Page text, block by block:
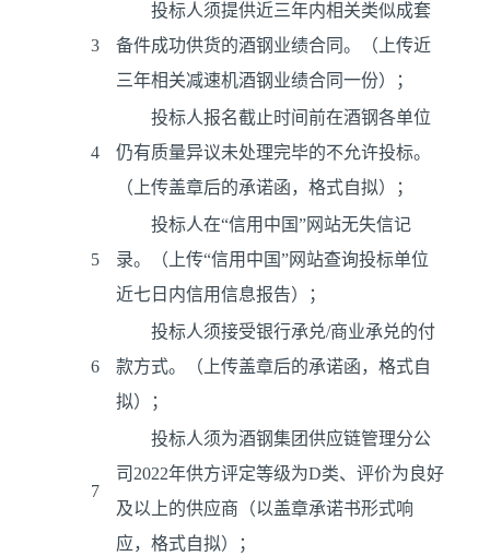
3
投标人须提供近三年内相关类似成套
备件成功供货的酒钢业绩合同。（上传近
三年相关减速机酒钢业绩合同一份）；
4
投标人报名截止时间前在酒钢各单位
仍有质量异议未处理完毕的不允许投标。
（上传盖章后的承诺函，格式自拟）；
5
投标人在“信用中国”网站无失信记
录。（上传“信用中国”网站查询投标单位
近七日内信用信息报告）；
6
投标人须接受银行承兑/商业承兑的付
款方式。（上传盖章后的承诺函，格式自
拟）；
7
投标人须为酒钢集团供应链管理分公
司2022年供方评定等级为D类、评价为良好
及以上的供应商（以盖章承诺书形式响
应，格式自拟）；